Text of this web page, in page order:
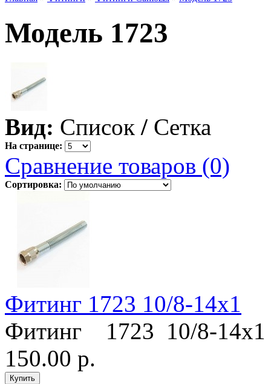
Модель 1723
Вид: Список / Сетка
На странице:
Сравнение товаров (0)
Сортировка:
Фитинг 1723 10/8-14х1
Фитинг 1723 10/8-14х1
150.00 р.